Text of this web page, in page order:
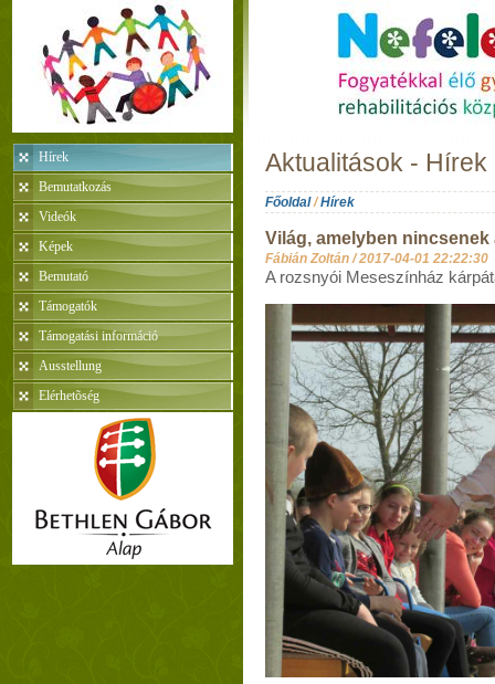
Hírek
Bemutatkozás
Videók
Képek
Bemutató
Támogatók
Támogatási információ
Ausstellung
Elérhetõség
Aktualitások - Hírek
Főoldal/Hírek
Világ, amelyben nincsenek
Fábián Zoltán /2017-04-01 22:22:30
A rozsnyói Meseszínház